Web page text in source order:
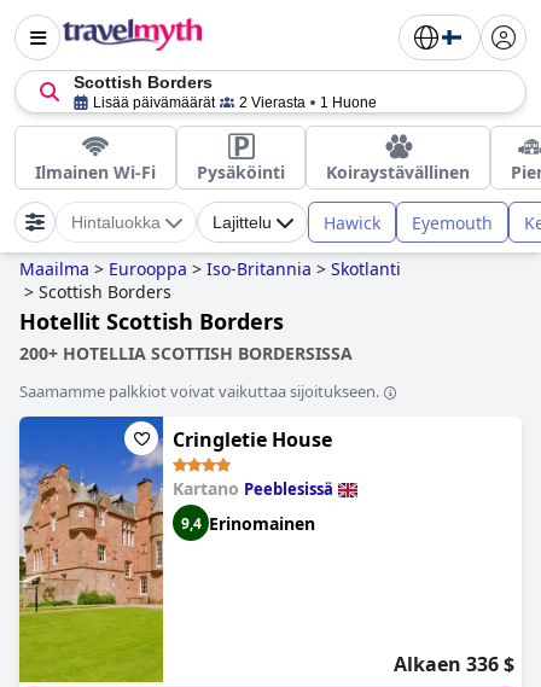
Scottish Borders
Lisää päivämäärät 2 Vierasta 1 Huone
Ilmainen Wi-Fi Pysäköinti Koiraystävällinen
Hintaluokka Lajittelu Hawick Eyemouth
Maailma > Eurooppa > Iso-Britannia > Skotlanti
> Scottish Borders
Hotellit Scottish Borders
200+ HOTELLIA SCOTTISH BORDERSISSA
Saamamme palkkiot voivat vaikuttaa sijoitukseen.
Cringletie House
Kartano Peeblesissä
9,4 Erinomainen
Alkaen 336 $